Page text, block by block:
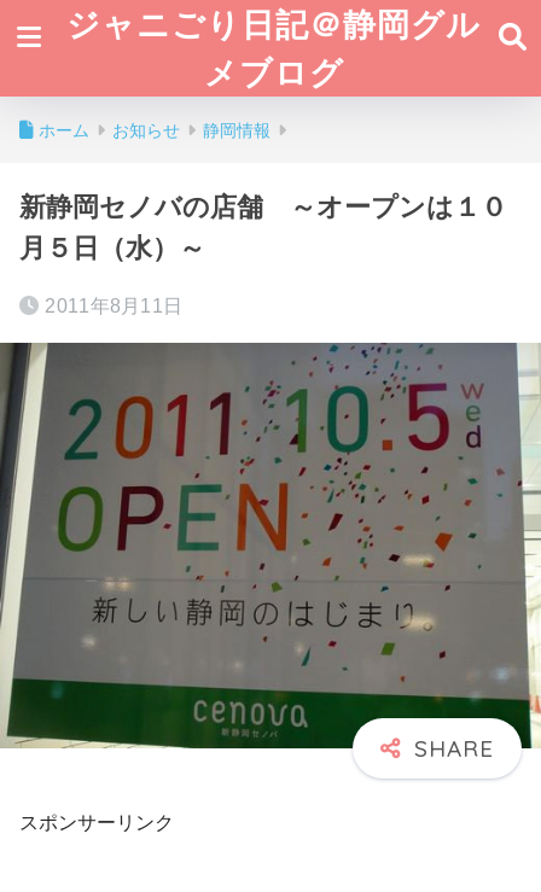
ジャニごり日記＠静岡グル
メブログ
ホーム お知らせ 静岡情報
新静岡セノバの店舗 ～オープンは１０
月５日（水）～
2011年8月11日
スポンサーリンク